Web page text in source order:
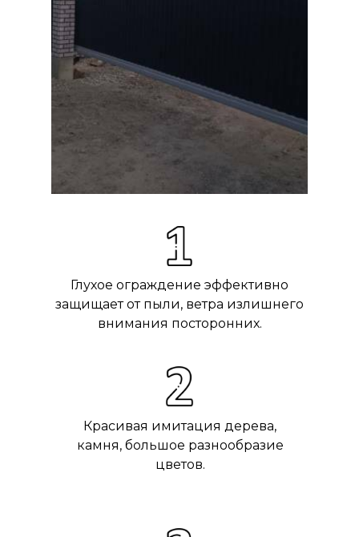
Красивая имитация дерева,
камня, большое разнообразие
цветов.
Глухое ограждение эффективно
защищает от пыли, ветра излишнего
внимания посторонних.